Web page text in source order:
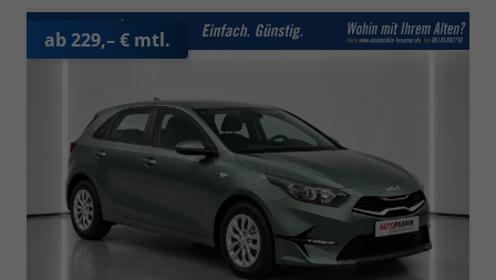
ab 229,– € mtl.